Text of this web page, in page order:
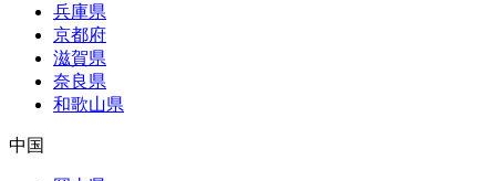
兵庫県
京都府
滋賀県
奈良県
和歌山県
中国